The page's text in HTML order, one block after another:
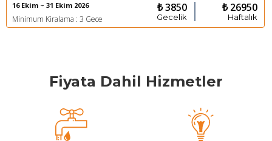
16 Ekim ~ 31 Ekim 2026
Minimum Kiralama : 3 Gece
₺ 3850
Gecelik
₺ 26950
Haftalık
Fiyata Dahil Hizmetler